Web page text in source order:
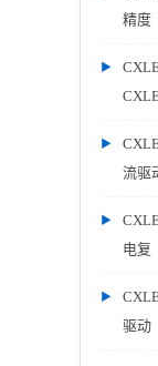
精度
流驱
电复
驱动